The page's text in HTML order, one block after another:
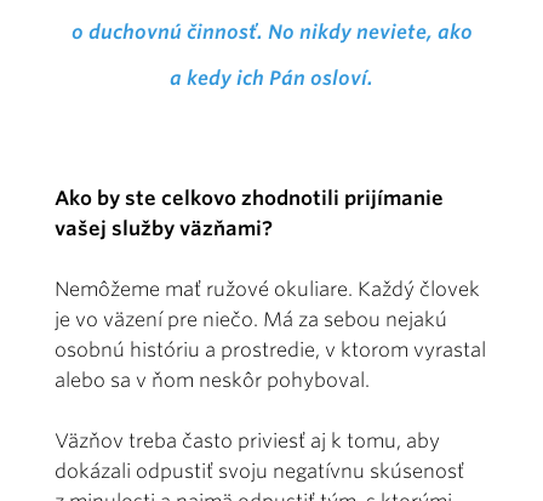
o duchovnú činnosť. No nikdy neviete, ako
a kedy ich Pán osloví.
Ako by ste celkovo zhodnotili prijímanie
vašej služby väzňami?
Nemôžeme mať ružové okuliare. Každý človek
je vo väzení pre niečo. Má za sebou nejakú
osobnú históriu a prostredie, v ktorom vyrastal
alebo sa v ňom neskôr pohyboval.
Väzňov treba často priviesť aj k tomu, aby
dokázali odpustiť svoju negatívnu skúsenosť